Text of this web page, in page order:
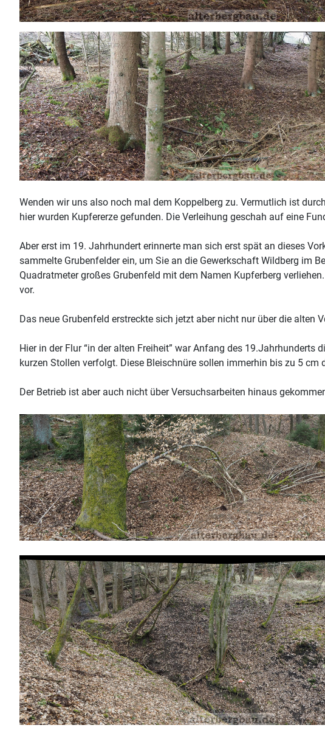
Wenden wir uns also noch mal dem Koppelberg zu. Vermutlich ist
hier wurden Kupfererze gefunden. Die Verleihung geschah auf eine
Aber erst im 19. Jahrhundert erinnerte man sich erst spät an dieses
sammelte Grubenfelder ein, um Sie an die Gewerkschaft Wildberg im
Quadratmeter großes Grubenfeld mit dem Namen Kupferberg
vor.
Das neue Grubenfeld erstreckte sich jetzt aber nicht nur über die alten
Hier in der Flur “in der alten Freiheit” war Anfang des
kurzen Stollen verfolgt. Diese Bleischnüre sollen immerhin bis zu 5 cm
Der Betrieb ist aber auch nicht über Versuchsarbeiten hinaus